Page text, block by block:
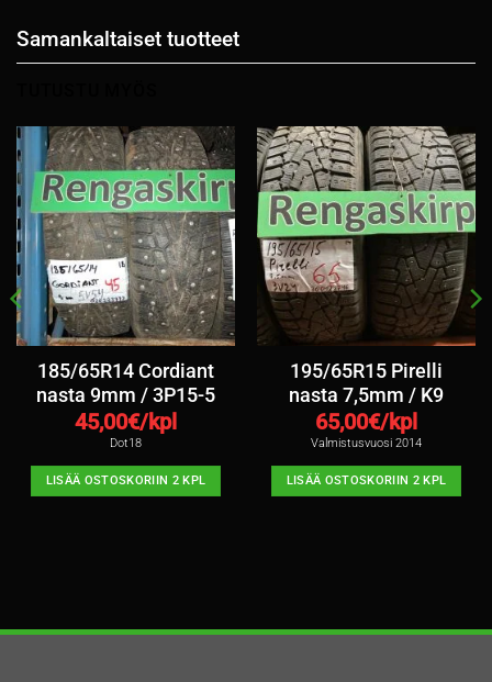
Samankaltaiset tuotteet
185/65R14 Cordiant
nasta 9mm / 3P15-5
45,00€/kpl
Dot18
LISÄÄ OSTOSKORIIN 2 KPL
195/65R15 Pirelli
nasta 7,5mm / K9
65,00€/kpl
Valmistusvuosi 2014
LISÄÄ OSTOSKORIIN 2 KPL